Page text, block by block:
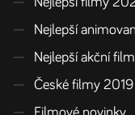
—
Nejlepší
—
Nejlepší akční
—
České filmy 2019